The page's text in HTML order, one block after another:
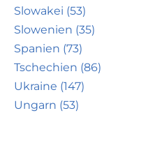
Slowakei (53)
Slowenien (35)
Spanien (73)
Tschechien (86)
Ukraine (147)
Ungarn (53)